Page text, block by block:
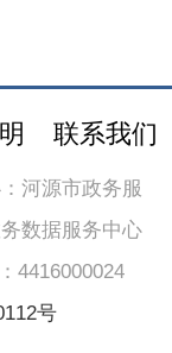
联系我们
河源市政务服
数据服务中心
4416000024
号